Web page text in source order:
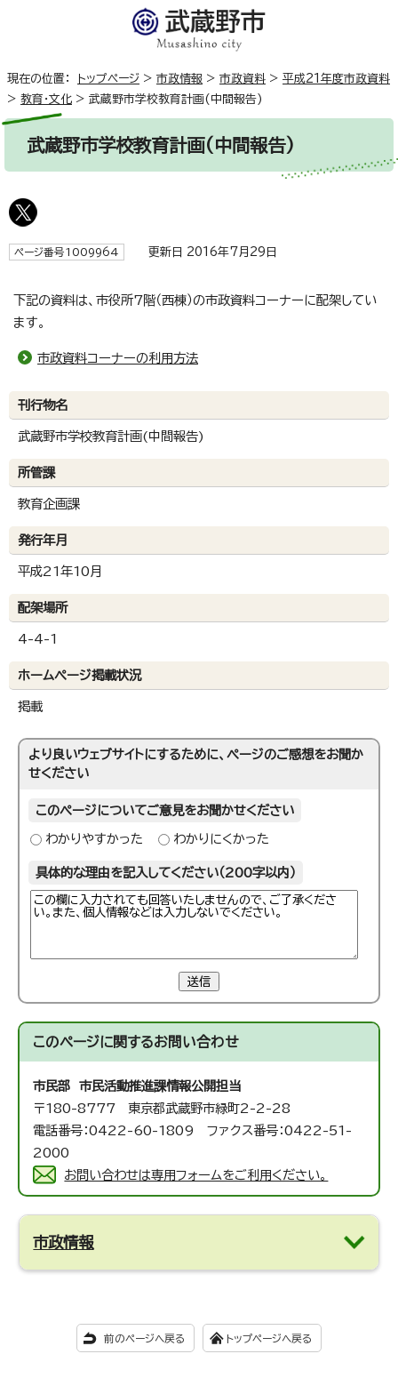
現在の位置： トップページ > 市政情報 > 市政資料 > 平成21年度市政資料
> 教育・文化 > 武蔵野市学校教育計画(中間報告)
武蔵野市学校教育計画(中間報告)
ページ番号1009964 更新日 2016年7月29日
下記の資料は、市役所7階（西棟）の市政資料コーナーに配架してい
ます。
市政資料コーナーの利用方法
刊行物名
武蔵野市学校教育計画(中間報告)
所管課
教育企画課
発行年月
平成21年10月
配架場所
4-4-1
ホームページ掲載状況
掲載
より良いウェブサイトにするために、ページのご感想をお聞か
せください
このページについてご意見をお聞かせください
わかりやすかった わかりにくかった
具体的な理由を記入してください（200字以内）
送信
このページに関するお問い合わせ
市民部 市民活動推進課情報公開担当
〒180-8777 東京都武蔵野市緑町2-2-28
電話番号：0422-60-1809 ファクス番号：0422-51-
2000
お問い合わせは専用フォームをご利用ください。
市政情報
前のページへ戻る トップページへ戻る